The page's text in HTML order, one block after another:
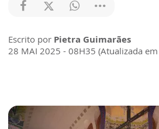
Escrito por Pietra Guimarães
28 MAI 2025 - 08H35 (Atualizada